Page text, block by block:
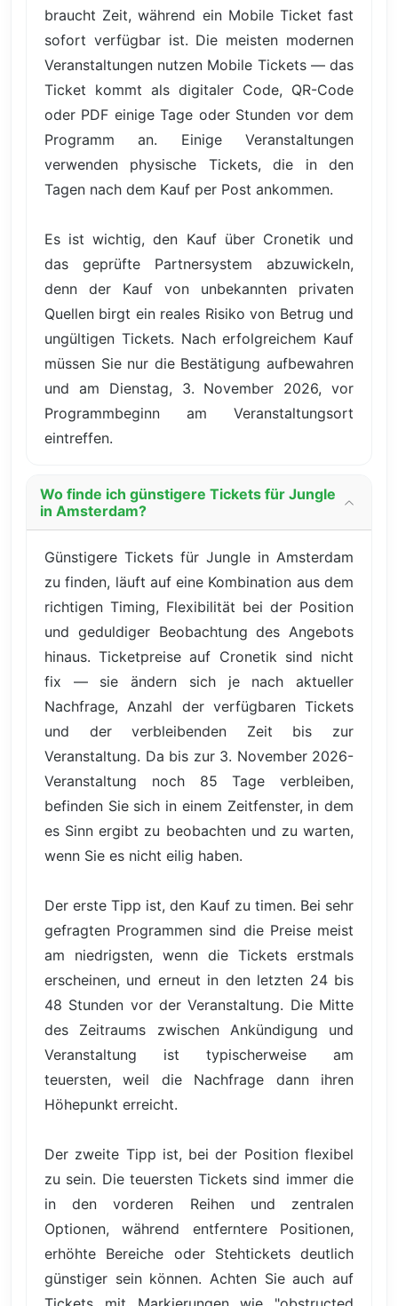
braucht Zeit, während ein Mobile Ticket fast
sofort verfügbar ist. Die meisten modernen
Veranstaltungen nutzen Mobile Tickets — das
Ticket kommt als digitaler Code, QR-Code
oder PDF einige Tage oder Stunden vor dem
Programm an. Einige Veranstaltungen
verwenden physische Tickets, die in den
Tagen nach dem Kauf per Post ankommen.
Es ist wichtig, den Kauf über Cronetik und
das geprüfte Partnersystem abzuwickeln,
denn der Kauf von unbekannten privaten
Quellen birgt ein reales Risiko von Betrug und
ungültigen Tickets. Nach erfolgreichem Kauf
müssen Sie nur die Bestätigung aufbewahren
und am Dienstag, 3. November 2026, vor
Programmbeginn am Veranstaltungsort
eintreffen.
Wo finde ich günstigere Tickets für Jungle
in Amsterdam?
Günstigere Tickets für Jungle in Amsterdam
zu finden, läuft auf eine Kombination aus dem
richtigen Timing, Flexibilität bei der Position
und geduldiger Beobachtung des Angebots
hinaus. Ticketpreise auf Cronetik sind nicht
fix — sie ändern sich je nach aktueller
Nachfrage, Anzahl der verfügbaren Tickets
und der verbleibenden Zeit bis zur
Veranstaltung. Da bis zur 3. November 2026-
Veranstaltung noch 85 Tage verbleiben,
befinden Sie sich in einem Zeitfenster, in dem
es Sinn ergibt zu beobachten und zu warten,
wenn Sie es nicht eilig haben.
Der erste Tipp ist, den Kauf zu timen. Bei sehr
gefragten Programmen sind die Preise meist
am niedrigsten, wenn die Tickets erstmals
erscheinen, und erneut in den letzten 24 bis
48 Stunden vor der Veranstaltung. Die Mitte
des Zeitraums zwischen Ankündigung und
Veranstaltung ist typischerweise am
teuersten, weil die Nachfrage dann ihren
Höhepunkt erreicht.
Der zweite Tipp ist, bei der Position flexibel
zu sein. Die teuersten Tickets sind immer die
in den vorderen Reihen und zentralen
Optionen, während entferntere Positionen,
erhöhte Bereiche oder Stehtickets deutlich
günstiger sein können. Achten Sie auch auf